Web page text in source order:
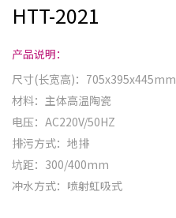
HTT-2021
产品说明：
尺寸(长宽高)：705x395x445mm
材料：主体高温陶瓷
电压：AC220V/50HZ
排污方式：地排
坑距：300/400mm
冲水方式：喷射虹吸式